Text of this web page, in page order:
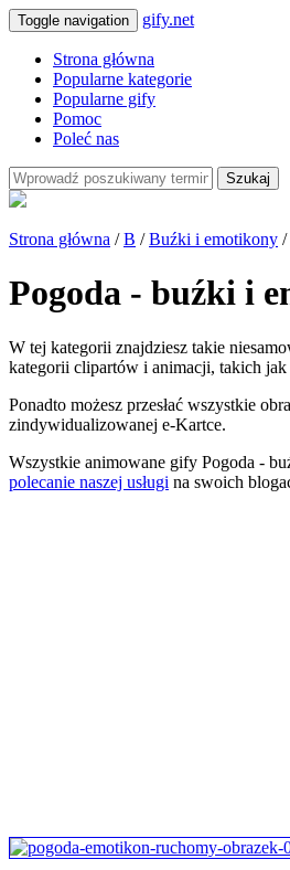
Toggle navigation gify.net
Strona główna
Popularne kategorie
Popularne gify
Pomoc
Poleć nas
Szukaj
Strona główna /B /Buźki i emotikony /
Pogoda - buźki i
W tej kategorii znajdziesz takie
kategorii clipartów i animacji, takich
Ponadto możesz przesłać wszystkie
zindywidualizowanej e-Kartce.
Wszystkie animowane gify Pogoda -
polecanie naszej usługi na swoich